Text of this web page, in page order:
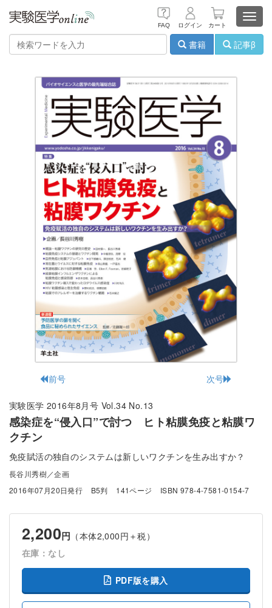
FAQ ログイン カート
書籍
記事β
前号 次号
実験医学 2016年8月号 Vol.34 No.13
感染症を“侵入口”で討つ ヒト粘膜免疫と粘膜ワ
クチン
免疫賦活の独自のシステムは新しいワクチンを生み出すか？
長谷川秀樹／企画
2016年07月20日発行
B5判 141ページ ISBN 978-4-7581-0154-7
2,200円 （本体2,000円＋税）
在庫：なし
PDF版を購入